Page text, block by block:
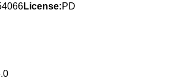
License:PD